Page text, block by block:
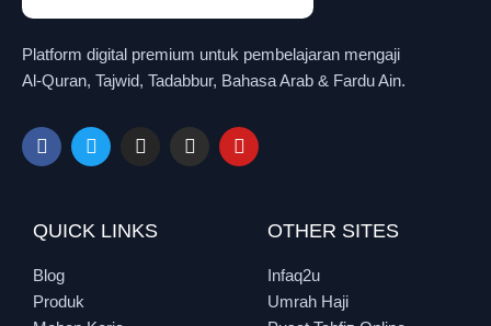
Platform digital premium untuk pembelajaran mengaji
Al-Quran, Tajwid, Tadabbur, Bahasa Arab & Fardu Ain.
QUICK LINKS
Blog
Produk
OTHER SITES
Infaq2u
Umrah Haji